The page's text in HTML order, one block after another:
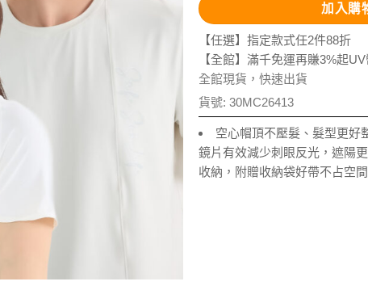
加入購
【任選】指定款式任2件88折
【全館】滿千免運再賺3%起
全館現貨，快速出貨
貨號: 30MC26413
空心帽頂不壓髮、髮型更好
鏡片有效減少刺眼反光，遮陽
收納，附贈收納袋好帶不占空